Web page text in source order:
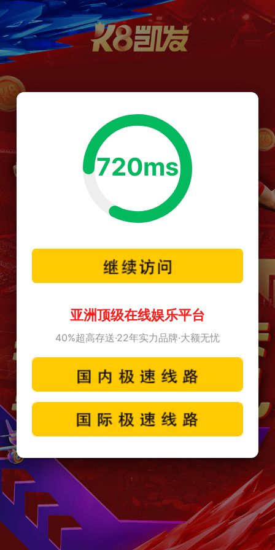
720ms
亚洲顶级在线娱乐平台
40%超高存送·22年实力品牌·大额无忧